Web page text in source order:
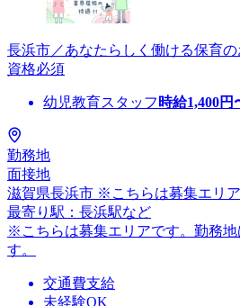
長浜市／あなたらしく働ける保育
資格必須
幼児教育スタッフ 時給1,400円
勤務地
面接地
滋賀県長浜市 ※こちらは募集エリア
最寄り駅：長浜駅など
※こちらは募集エリアです。勤務地
す。
交通費支給
未経験OK